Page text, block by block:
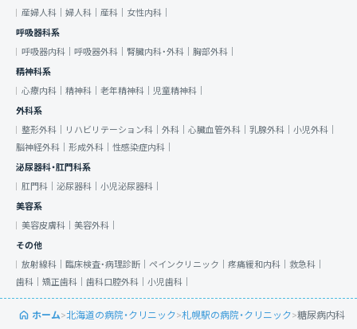
産婦人科｜ 婦人科｜ 産科｜ 女性内科｜
呼吸器科系
呼吸器内科｜ 呼吸器外科｜ 腎臓内科・外科｜ 胸部外科｜
精神科系
心療内科｜ 精神科｜ 老年精神科｜ 児童精神科｜
外科系
整形外科｜
リハビリテーション科｜ 外科｜ 心臓血管外科｜ 乳腺外科｜ 小児外科｜
脳神経外科｜ 形成外科｜ 性感染症内科｜
泌尿器科・肛門科系
肛門科｜ 泌尿器科｜ 小児泌尿器科｜
美容系
美容皮膚科｜ 美容外科｜
その他
放射線科｜ 臨床検査・病理診断｜ ペインクリニック｜ 疼痛緩和内科｜ 救急科｜
歯科｜ 矯正歯科｜ 歯科口腔外科｜ 小児歯科｜
ホーム>北海道の病院・クリニック>札幌駅の病院・クリニック>糖尿病内科